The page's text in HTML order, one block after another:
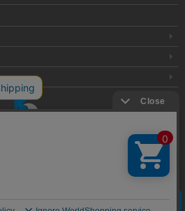
社イオシス All Rights Reserved. クリア